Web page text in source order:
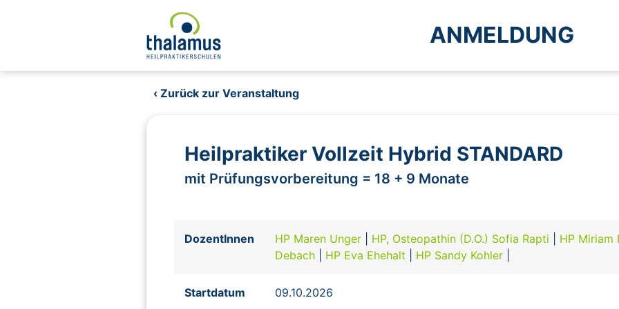
ANMELDUNG
‹ Zurück zur Veranstaltung
Heilpraktiker Vollzeit Hybrid STANDARD
mit Prüfungsvorbereitung = 18 + 9 Monate
DozentInnen HP Maren Unger HP, Osteopathin (D.O.) Sofia Rapti HP Miriam
Debach
HP Eva Ehehalt HP Sandy Kohler
Startdatum 09.10.2026